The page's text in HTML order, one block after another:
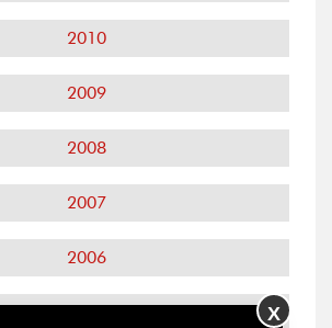
2010
2009
2008
2007
2006
2005 X